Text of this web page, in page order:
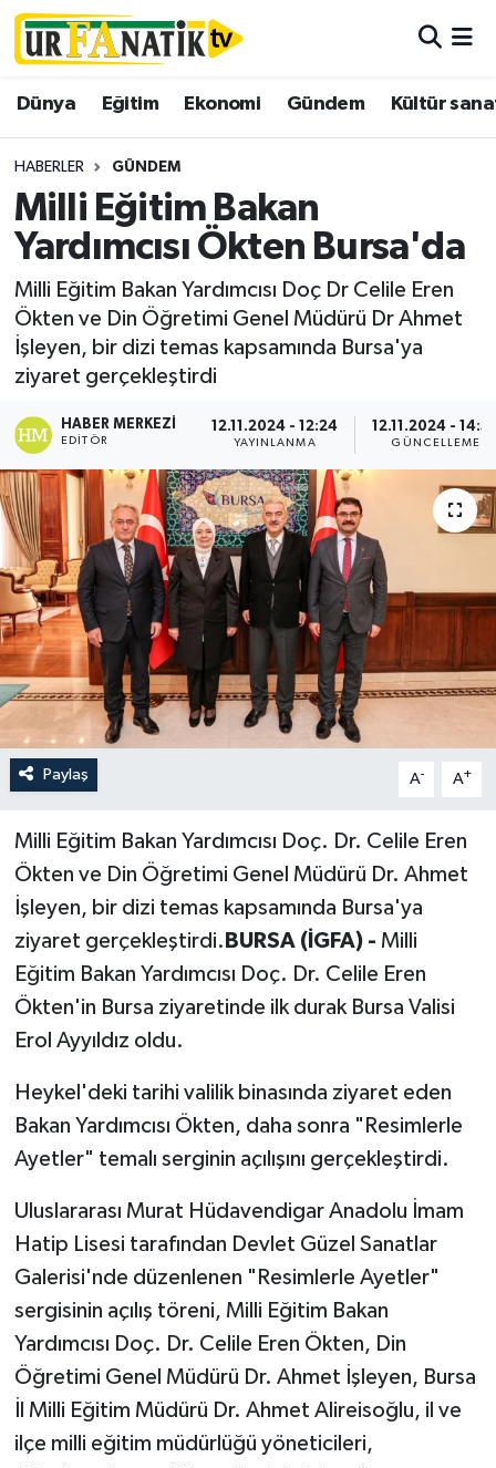
Dünya Eğitim Ekonomi Gündem Kültür
HABERLER GÜNDEM
Milli Eğitim Bakan
Yardımcısı Ökten Bursa'da
Milli Eğitim Bakan Yardımcısı Doç Dr Celile Eren
Ökten ve Din Öğretimi Genel Müdürü Dr Ahmet
İşleyen, bir dizi temas kapsamında Bursa'ya
ziyaret gerçekleştirdi
HABER MERKEZI
EDITÖR
12.11.2024 - 12:24
YAYINLANMA
12.11.2024 -
GÜNCELLEME
Paylaş A- A+
Milli Eğitim Bakan Yardımcısı Doç. Dr. Celile Eren
Ökten ve Din Öğretimi Genel Müdürü Dr. Ahmet
İşleyen, bir dizi temas kapsamında Bursa'ya
ziyaret gerçekleştirdi. BURSA (İGFA) - Milli
Eğitim Bakan Yardımcısı Doç. Dr. Celile Eren
Ökten'in Bursa ziyaretinde ilk durak Bursa Valisi
Erol Ayyıldız oldu.
Heykel'deki tarihi valilik binasında ziyaret eden
Bakan Yardımcısı Ökten, daha sonra "Resimlerle
Ayetler" temalı serginin açılışını gerçekleştirdi.
Uluslararası Murat Hüdavendigar Anadolu İmam
Hatip Lisesi tarafından Devlet Güzel Sanatlar
Galerisi'nde düzenlenen "Resimlerle Ayetler"
sergisinin açılış töreni, Milli Eğitim Bakan
Yardımcısı Doç. Dr. Celile Eren Ökten, Din
Öğretimi Genel Müdürü Dr. Ahmet İşleyen, Bursa
İl Milli Eğitim Müdürü Dr. Ahmet Alireisoğlu, il ve
ilçe milli eğitim müdürlüğü yöneticileri,
Trafik Durumu
Süper Lig Puan Durumu ve Fikstür
Tüm Manşetler
Son Dakika Haberleri
Haber Arşivi